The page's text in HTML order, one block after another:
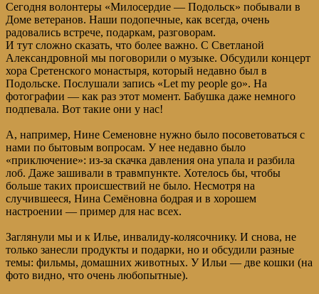
Сегодня волонтеры «Милосердие — Подольск» побывали в
Доме ветеранов. Наши подопечные, как всегда, очень
радовались встрече, подаркам, разговорам.
И тут сложно сказать, что более важно. С Светланой
Александровной мы поговорили о музыке. Обсудили концерт
хора Сретенского монастыря, который недавно был в
Подольске. Послушали запись «Let my people go». На
фотографии — как раз этот момент. Бабушка даже немного
подпевала. Вот такие они у нас!
А, например, Нине Семеновне нужно было посоветоваться с
нами по бытовым вопросам. У нее недавно было
«приключение»: из-за скачка давления она упала и разбила
лоб. Даже зашивали в травмпункте. Хотелось бы, чтобы
больше таких происшествий не было. Несмотря на
случившееся, Нина Семёновна бодрая и в хорошем
настроении — пример для нас всех.
Заглянули мы и к Илье, инвалиду-колясочнику. И снова, не
только занесли продукты и подарки, но и обсудили разные
темы: фильмы, домашних животных. У Ильи — две кошки (на
фото видно, что очень любопытные).